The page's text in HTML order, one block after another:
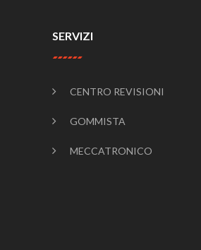
SERVIZI
CENTRO REVISIONI
GOMMISTA
MECCATRONICO